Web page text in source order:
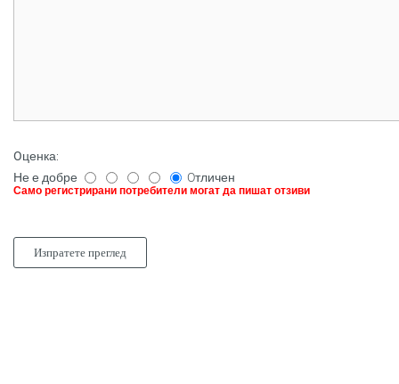
Само регистрирани потребители могат да пишат отзиви
Oценка:
Не е добре
Oтличен